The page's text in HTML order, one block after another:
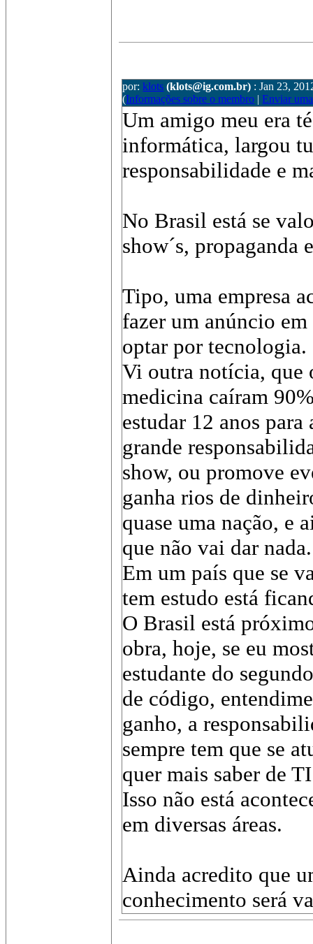
por:klots (klots@ig.com.br) : Jan 23,
(Informações sobre o membro |Enviar
Um amigo meu era
informática, largou
responsabilidade e
No Brasil está se
show´s,
Tipo, uma empresa
fazer um anúncio
optar por tecnologia.
Vi outra notícia, que
medicina caíram
estudar 12 anos
grande
show, ou promove
ganha rios de
quase uma nação, e
que não vai dar nada.
Em um país que se
tem estudo está
O Brasil está
obra, hoje, se eu
estudante do
de código,
ganho, a
sempre tem que se
quer mais saber de
Isso não está
em diversas áreas.
Ainda acredito que
conhecimento será